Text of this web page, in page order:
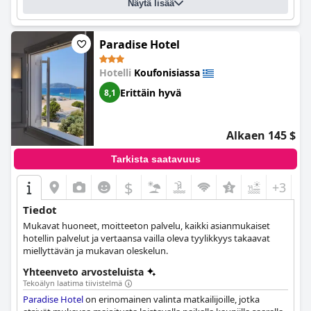
ranta on vain muutaman metrin päässä, puhdas ja kaunis, mikä
tekee siitä loistavan paikan rentoutua ja nauttia auringosta.
Kaiken kaikkiaan Myrto-hotelli on siisti ja hyvin hoidettu hotelli,
joka tekee vierailustasi mukavan ja miellyttävän.
Näytä lisää
Paradise Hotel
Hotelli Koufonisiassa
8,1 Erittäin hyvä
Alkaen 145 $
Tarkista saatavuus
$ +3
Tiedot
Mukavat huoneet, moitteeton palvelu, kaikki asianmukaiset
hotellin palvelut ja vertaansa vailla oleva tyylikkyys takaavat
miellyttävän ja mukavan oleskelun.
Yhteenveto arvosteluista
Tekoälyn laatima tiivistelmä
Paradise Hotelon erinomainen valinta matkailijoille, jotka